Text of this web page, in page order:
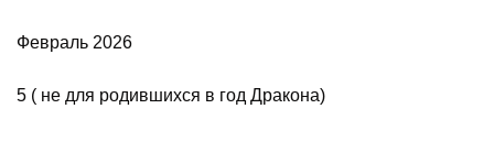
Февраль 2026
5 ( не для родившихся в год Дракона)